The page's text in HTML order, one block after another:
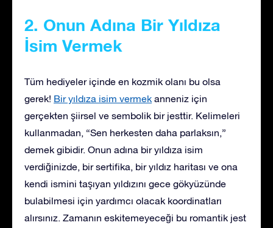
2. Onun Adına Bir Yıldıza
İsim Vermek
Tüm hediyeler içinde en kozmik olanı bu olsa
gerek! Bir yıldıza isim vermek anneniz için
gerçekten şiirsel ve sembolik bir jesttir. Kelimeleri
kullanmadan, “Sen herkesten daha parlaksın,”
demek gibidir. Onun adına bir yıldıza isim
verdiğinizde, bir sertifika, bir yıldız haritası ve ona
kendi ismini taşıyan yıldızını gece gökyüzünde
bulabilmesi için yardımcı olacak koordinatları
alırsınız. Zamanın eskitemeyeceği bu romantik jest